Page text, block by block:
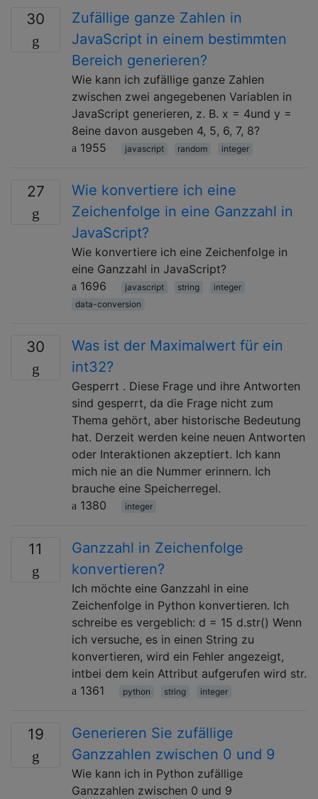
30
Zufällige ganze Zahlen in
JavaScript in einem bestimmten
Bereich generieren?
Wie kann ich zufällige ganze Zahlen
zwischen zwei angegebenen Variablen in
JavaScript generieren, z. B. x = 4und y =
8eine davon ausgeben 4, 5, 6, 7, 8?
1955
javascript random integer
27
Wie konvertiere ich eine
Zeichenfolge in eine Ganzzahl in
JavaScript?
Wie konvertiere ich eine Zeichenfolge in
eine Ganzzahl in JavaScript?
1696
javascript string
integer
data-conversion
30
Was ist der Maximalwert für ein
int32?
Gesperrt . Diese Frage und ihre Antworten
sind gesperrt, da die Frage nicht zum
Thema gehört, aber historische Bedeutung
hat. Derzeit werden keine neuen Antworten
oder Interaktionen akzeptiert. Ich kann
mich nie an die Nummer erinnern. Ich
brauche eine Speicherregel.
1380
integer
11
Ganzzahl in Zeichenfolge
konvertieren?
Ich möchte eine Ganzzahl in eine
Zeichenfolge in Python konvertieren. Ich
schreibe es vergeblich: d = 15 d.str() Wenn
ich versuche, es in einen String zu
konvertieren, wird ein Fehler angezeigt,
intbei dem kein Attribut aufgerufen wird str.
1361
python string integer
19
Generieren Sie zufällige
Ganzzahlen zwischen 0 und 9
Wie kann ich in Python zufällige
Ganzzahlen zwischen 0 und 9